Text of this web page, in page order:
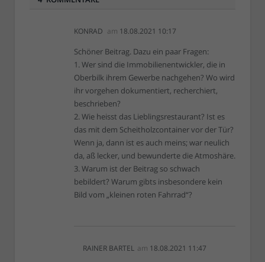
KONRAD am 18.08.2021 10:17
Schöner Beitrag. Dazu ein paar Fragen:
1. Wer sind die Immobilienentwickler, die in
Oberbilk ihrem Gewerbe nachgehen? Wo wird
ihr vorgehen dokumentiert, recherchiert,
beschrieben?
2. Wie heisst das Lieblingsrestaurant? Ist es
das mit dem Scheitholzcontainer vor der Tür?
Wenn ja, dann ist es auch meins; war neulich
da, aß lecker, und bewunderte die Atmoshäre.
3. Warum ist der Beitrag so schwach
bebildert? Warum gibts insbesondere kein
Bild vom „kleinen roten Fahrrad“?
RAINER BARTEL am 18.08.2021 11:47